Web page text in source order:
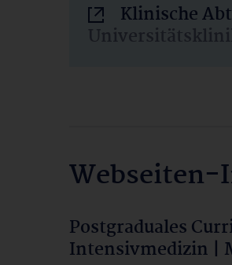
Klinische
Webseiten-
Postgraduales
Intensivmedizin |